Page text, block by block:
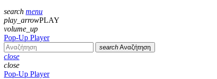
search menu
play_arrowPLAY
volume_up
Pop-Up Player
search Αναζήτηση
close
close
Pop-Up Player